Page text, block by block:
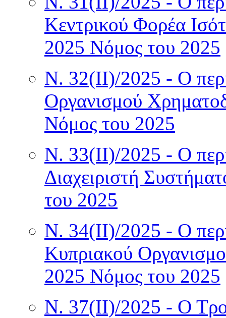
Κεντρικού Φορέα
2025 Νόμος του 2025
Ν. 32(II)/2025 - Ο
Οργανισμού
Νόμος του 2025
Ν. 33(II)/2025 - Ο
Διαχειριστή
του 2025
Ν. 34(II)/2025 - Ο
Κυπριακού
2025 Νόμος του 2025
Ν. 37(II)/2025 - Ο